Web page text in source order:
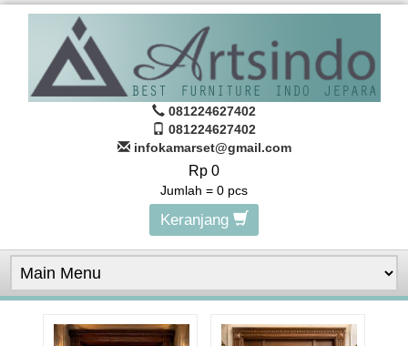
081224627402
081224627402
infokamarset@gmail.com
Rp 0
Jumlah = 0 pcs
Keranjang